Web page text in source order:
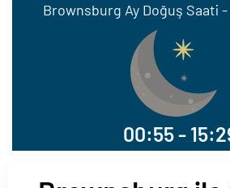
Brownsburg Ay Doğuş Saati -
00:55 -